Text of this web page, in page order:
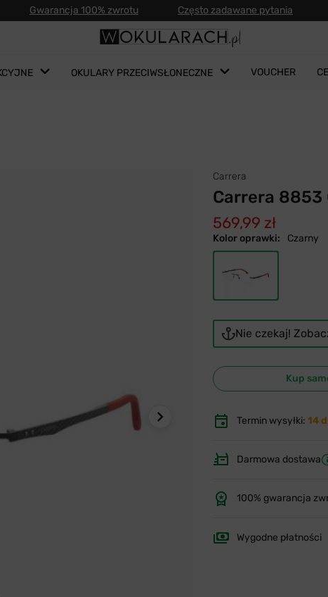
Gwarancja 100% zwrotu Często zadawane pytania
OKULARY PRZECIWSŁONECZNE VOUCHER
Carrera
Carrera
569,99 zł
Kolor oprawki: Czarny
Nie czekaj!
Kup
Termin wysyłki: 14
Darmowa dostawa
100% gwarancja
Wygodne płatności